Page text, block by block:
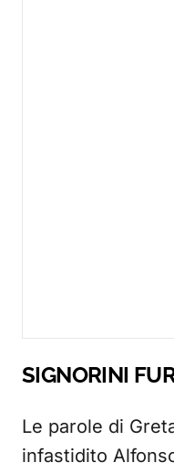
SIGNORINI
Le parole di
infastidito